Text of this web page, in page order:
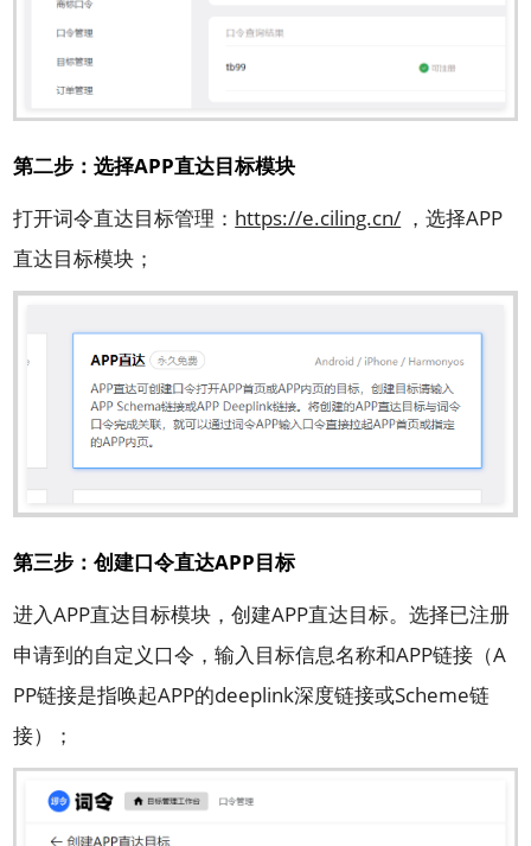
第二步：选择APP直达目标模块
打开词令直达目标管理： https://e.ciling.cn/ ，选择APP
直达目标模块；
第三步：创建口令直达APP目标
进入APP直达目标模块，创建APP直达目标。选择已注册
申请到的自定义口令，输入目标信息名称和APP链接（A
PP链接是指唤起APP的deeplink深度链接或Scheme链
接）；